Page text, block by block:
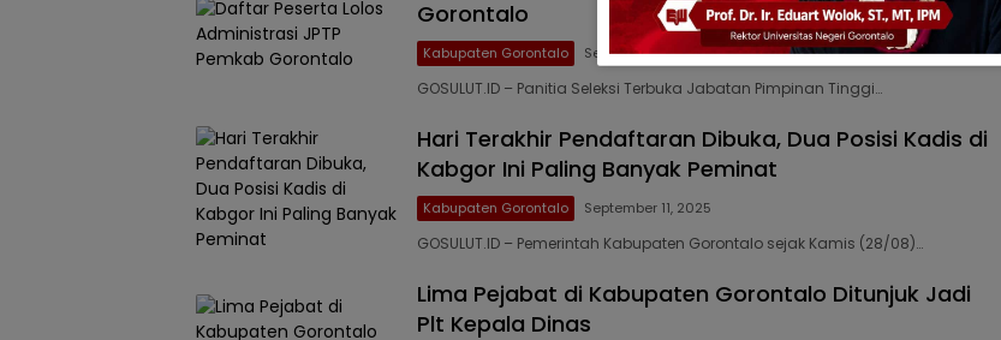
Gorontalo
Kabupaten Gorontalo September 13, 2025
GOSULUT.ID – Panitia Seleksi Terbuka Jabatan Pimpinan Tinggi…
Hari Terakhir Pendaftaran Dibuka, Dua Posisi Kadis di
Kabgor Ini Paling Banyak Peminat
Kabupaten Gorontalo September 11, 2025
GOSULUT.ID – Pemerintah Kabupaten Gorontalo sejak Kamis (28/08)…
Lima Pejabat di Kabupaten Gorontalo Ditunjuk Jadi
Plt Kepala Dinas